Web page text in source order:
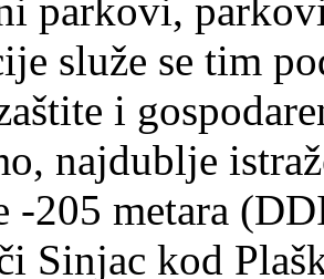
parkovi,
služe se tim
i
najdublje
-205 metara
Sinjac kod